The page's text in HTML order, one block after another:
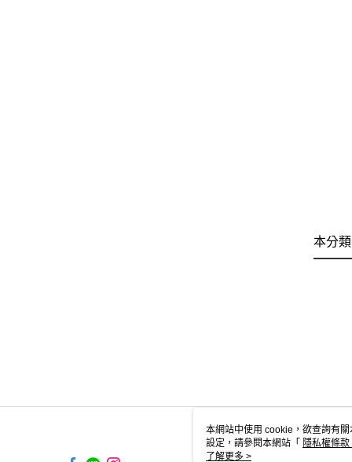
本分
本網站中使用 cookie，欲查詢有
設定，請參閱本網站「 隱私權條款
使用 cookie。
了解更多 >